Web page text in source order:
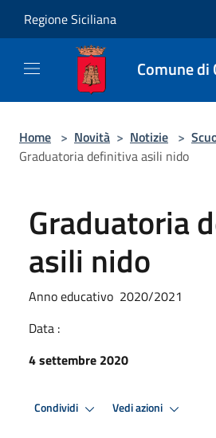
Regione Siciliana
Comune
Home > Novità > Notizie >
Graduatoria definitiva asili nido
Graduatoria
asili nido
Anno educativo 2020/2021
Data :
4 settembre 2020
Condividi Vedi azioni